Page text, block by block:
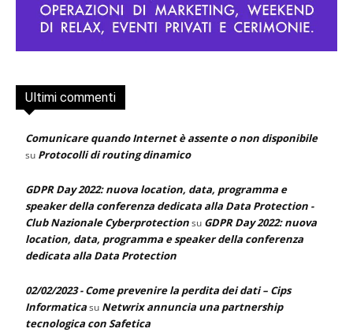
Ultimi commenti
Comunicare quando Internet è assente o non disponibile
su Protocolli di routing dinamico
GDPR Day 2022: nuova location, data, programma e
speaker della conferenza dedicata alla Data Protection -
Club Nazionale Cyberprotectionsu GDPR Day 2022: nuova
location, data, programma e speaker della conferenza
dedicata alla Data Protection
02/02/2023 - Come prevenire la perdita dei dati – Cips
Informaticasu Netwrix annuncia una partnership
tecnologica con Safetica